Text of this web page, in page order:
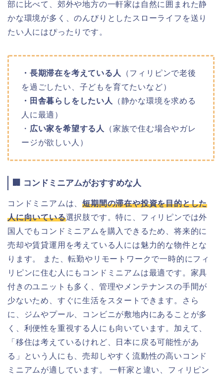
部に比べて、郊外や地方の一軒家は自然に囲まれた静
かな環境が多く、のんびりとしたスローライフを送り
たい人にはぴったりです。
・長期滞在を考えている人
（フィリピンで老後
を過ごしたい、子どもを育てたいなど）
・田舎暮らしをしたい人
（静かな環境を求める
人に最適）
・ 広い家を希望する人
（家族で住む場合やガレ
ージが欲しい人）
🏢 コンドミニアムがおすすめな人
コンドミニアムは、短期間の滞在や投資を目的とした
人に向いている選択肢です。特に、フィリピンでは外
国人でもコンドミニアムを購入できるため、将来的に
売却や賃貸運用を考えている人には魅力的な物件とな
ります。 また、転勤やリモートワークで一時的にフィ
リピンに住む人にもコンドミニアムは最適です。家具
付きのユニットも多く、管理やメンテナンスの手間が
少ないため、すぐに生活をスタートできます。さら
に、ジムやプール、コンビニが敷地内にあることが多
く、利便性を重視する人にも向いています。加えて、
「移住は考えているけれど、日本に戻る可能性があ
る」という人にも、売却しやすく流動性の高いコンド
ミニアムが適しています。 一軒家と違い、フィリピン